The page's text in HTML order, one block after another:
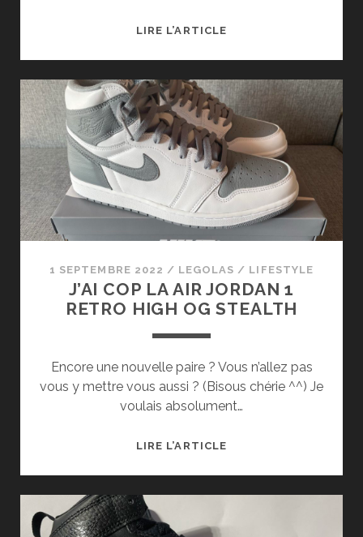
LIRE L’ARTICLEJ’AI
AIR
JORDAN
1
NOIRES
AVEC
MA
COULEUR
FAVORITE
1 SEPTEMBRE 2022 / LEGOLAS / LIFESTYLE
J’AI COP LA AIR JORDAN 1
RETRO HIGH OG STEALTH
Encore une nouvelle paire ? Vous n’allez pas
vous y mettre vous aussi ? (Bisous chérie ^^) Je
voulais absolument…
LIRE L’ARTICLEJ’AI